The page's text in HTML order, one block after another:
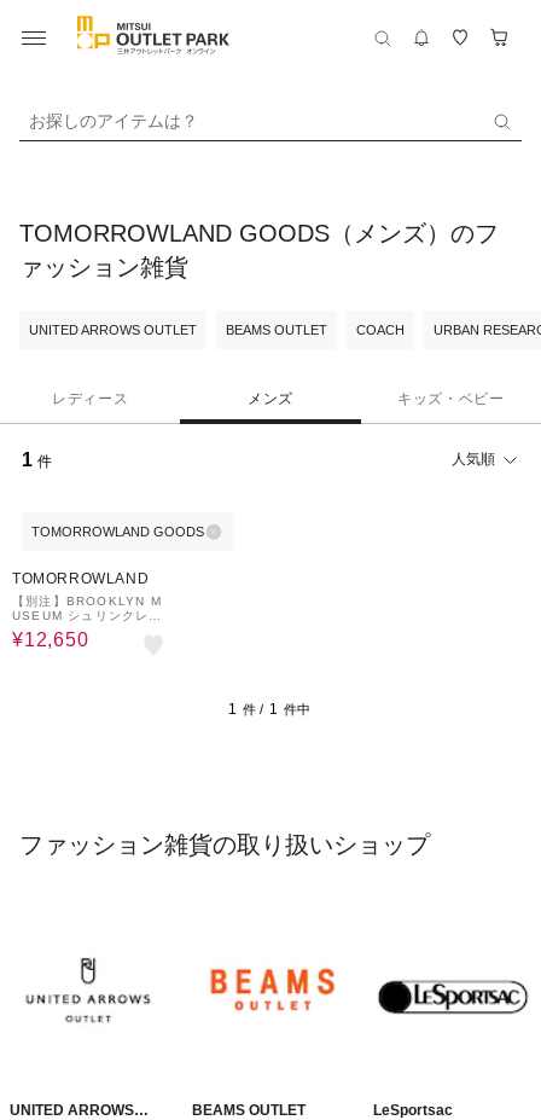
お探しのアイテムは？
TOMORROWLAND GOODS（メンズ）のフ
ァッション雑貨
UNITED ARROWS OUTLET BEAMS OUTLET COACH URBAN
レディース メンズ キッズ・ベビー
1 件 人気順
TOMORROWLAND GOODS
TOMORROWLAND
【別注】BROOKLYN M
USEUM シュリンクレザ
ー ポーチ
¥12,650
1 件 / 1 件中
ファッション雑貨の取り扱いショップ
UNITED ARROWS
BEAMS OUTLET LeSportsac